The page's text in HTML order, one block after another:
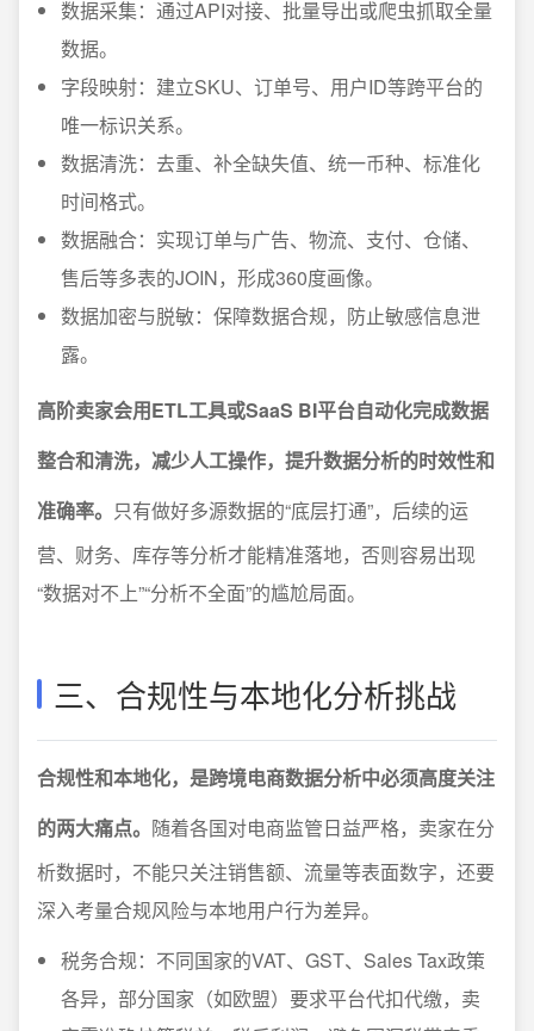
数据采集：通过API对接、批量导出或爬虫抓取全量
数据。
字段映射：建立SKU、订单号、用户ID等跨平台的
唯一标识关系。
数据清洗：去重、补全缺失值、统一币种、标准化
时间格式。
数据融合：实现订单与广告、物流、支付、仓储、
售后等多表的JOIN，形成360度画像。
数据加密与脱敏：保障数据合规，防止敏感信息泄
露。
高阶卖家会用ETL工具或SaaS BI平台自动化完成数据
整合和清洗，减少人工操作，提升数据分析的时效性和
准确率。 只有做好多源数据的“底层打通”，后续的运
营、财务、库存等分析才能精准落地，否则容易出现
“数据对不上”“分析不全面”的尴尬局面。
三、合规性与本地化分析挑战
合规性和本地化，是跨境电商数据分析中必须高度关注
的两大痛点。 随着各国对电商监管日益严格，卖家在分
析数据时，不能只关注销售额、流量等表面数字，还要
深入考量合规风险与本地用户行为差异。
税务合规：不同国家的VAT、GST、Sales Tax政策
各异，部分国家（如欧盟）要求平台代扣代缴，卖